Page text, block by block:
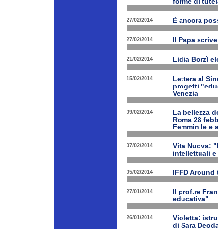
forme di
27/02/2014 È ancora
27/02/2014 Il Papa
21/02/2014 Lidia Borzì
15/02/2014
Lettera al
progetti
Venezia
09/02/2014
La bellezza
Roma 28
Femminile e
07/02/2014
Vita Nuova:
intellettuali e
05/02/2014 IFFD
27/01/2014
Il prof.re
educativa"
26/01/2014
Violetta:
di Sara